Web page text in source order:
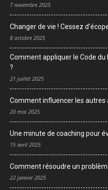
7 novembre 2025
Changer de vie ! Cessez
8 octobre 2025
Comment appliquer le Code
?
21 juillet 2025
Comment influencer les autres
20 mai 2025
Une minute de coaching pour
15 avril 2025
Comment résoudre un
22 janvier 2025